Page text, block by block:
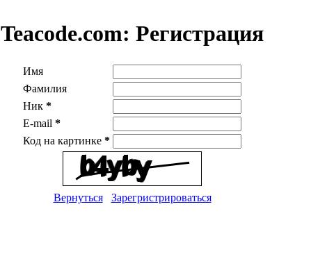
Teacode.com: Регистрация
Имя
Фамилия
Ник *
E-mail *
Код на картинке *
Вернуться Зарегристрироваться